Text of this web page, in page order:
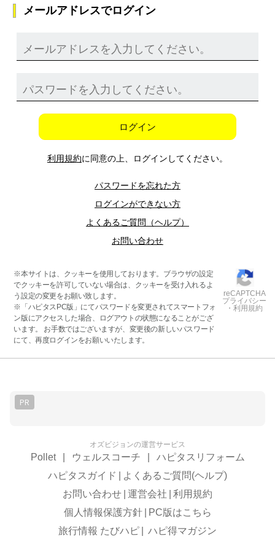
メールアドレスでログイン
ログイン
利用規約に同意の上、ログインしてください。
パスワードを忘れた方
ログインができない方
よくあるご質問（ヘルプ）
お問い合わせ
※本サイトは、クッキーを使用しております。ブラウザの設定
でクッキーを許可していない場合は、クッキーを受け入れるよ
う設定の変更をお願い致します。
※「ハピタスPC版」にてパスワードを変更されてスマートフォ
ン版にアクセスした場合、ログアウトの状態になることがござ
います。 お手数ではございますが、変更後の新しいパスワード
にて、再度ログインをお願いいたします。
reCAPTCHA
プライバシー
・利用規約
PR
オズビジョンの運営サービス
Pollet ウェルスコーチ
ハピタスリフォーム
ハピタスガイド
よくあるご質問(ヘルプ)
お問い合わせ 運営会社
利用規約
個人情報保護方針
PC版はこちら
旅行情報 たびハピ
ハピ得マガジン